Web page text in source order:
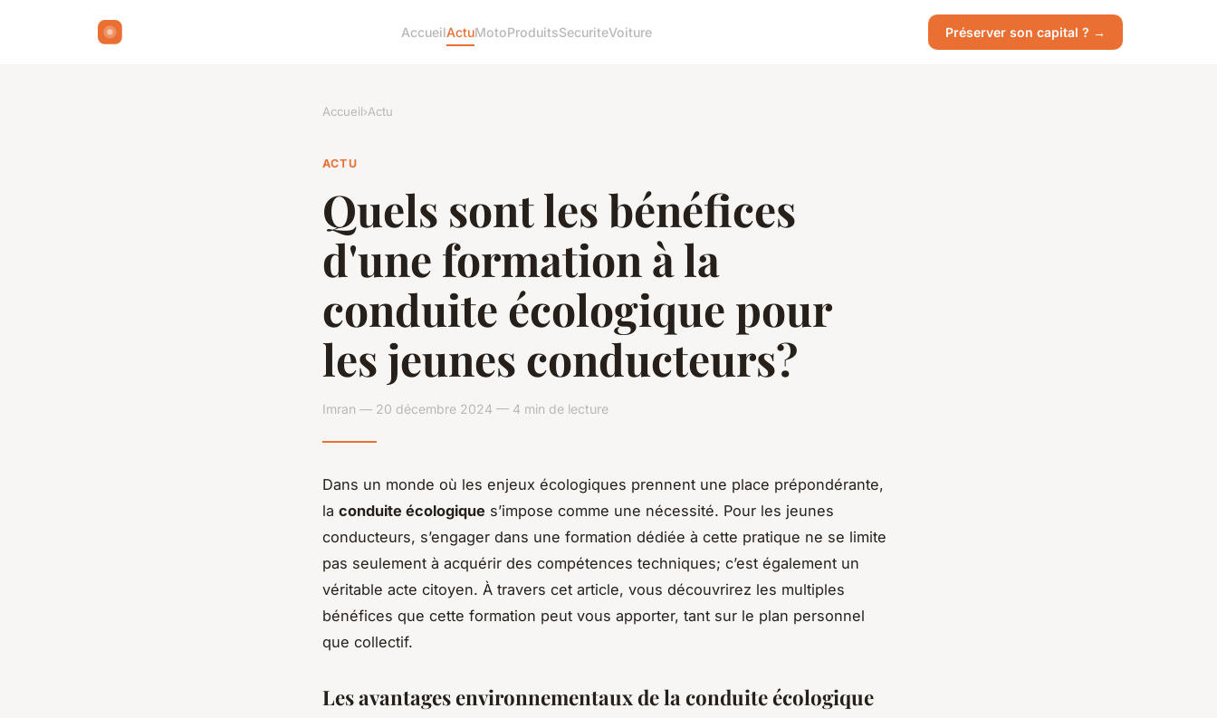
AccueilActuMotoProduitsSecuriteVoiture Préserver son capital ? →
Accueil›Actu
ACTU
Quels sont les bénéfices
d'une formation à la
conduite écologique pour
les jeunes conducteurs?
Imran — 20 décembre 2024 — 4 min de lecture
Dans un monde où les enjeux écologiques prennent une place prépondérante,
la conduite écologique s’impose comme une nécessité. Pour les jeunes
conducteurs, s’engager dans une formation dédiée à cette pratique ne se limite
pas seulement à acquérir des compétences techniques; c’est également un
véritable acte citoyen. À travers cet article, vous découvrirez les multiples
bénéfices que cette formation peut vous apporter, tant sur le plan personnel
que collectif.
Les avantages environnementaux de la conduite écologique